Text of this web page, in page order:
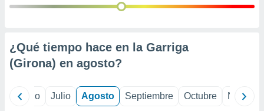
¿Qué tiempo hace en la Garriga
(Girona) en agosto?
Junio Julio Agosto Septiembre Octubre